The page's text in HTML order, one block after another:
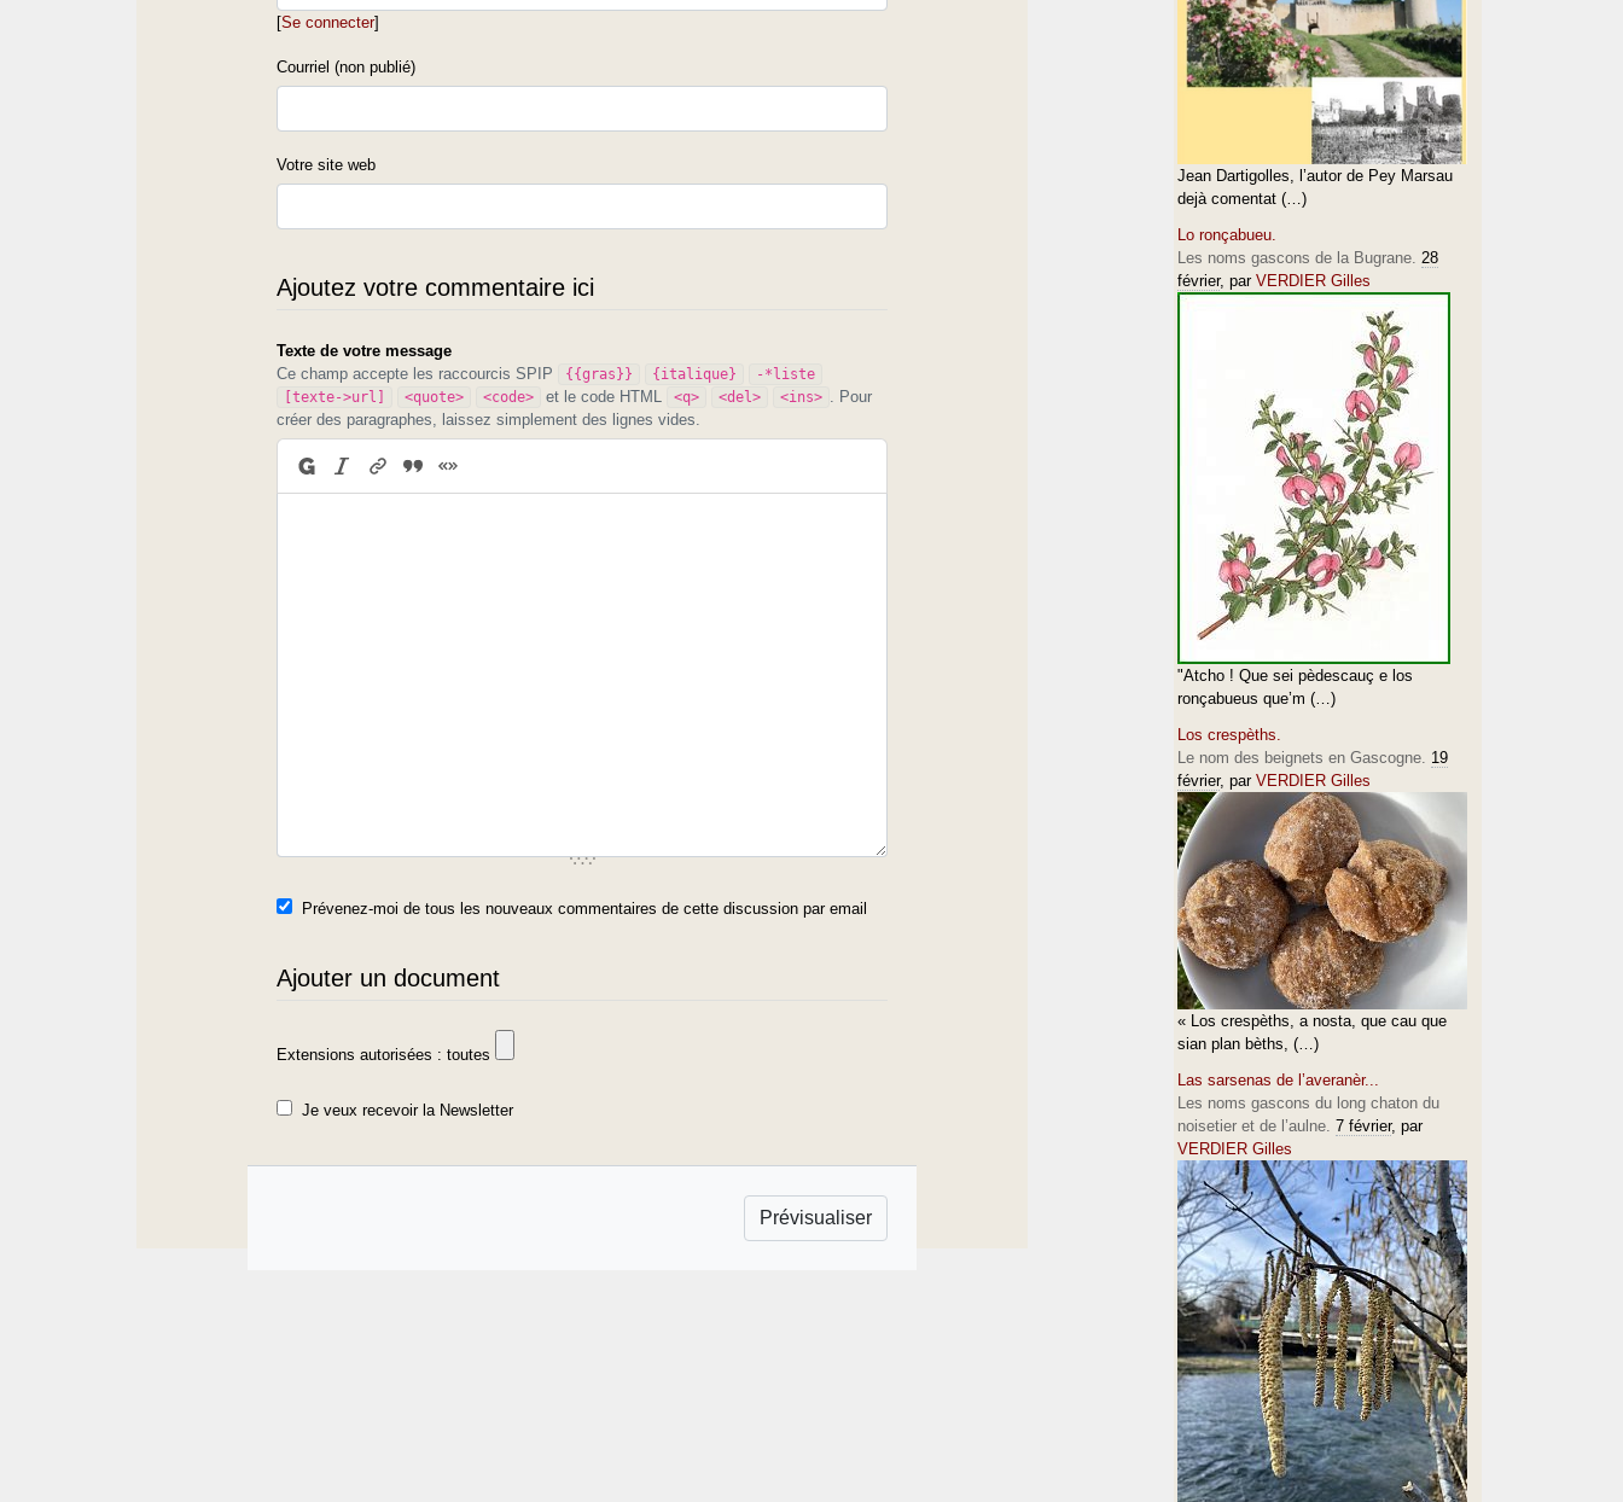
[Se connecter]
Courriel (non publié)
Votre site web
Ajoutez votre commentaire ici
Texte de votre message
Ce champ accepte les raccourcis SPIP
{{gras}} {italique}
-*liste
[texte->url]
<quote> <code> et le code HTML <q> <del> <ins>
. Pour
créer des paragraphes, laissez simplement des lignes vides.
Prévenez-moi de tous les nouveaux commentaires de cette discussion par email
Ajouter un document
Extensions autorisées : toutes
Je veux recevoir la Newsletter
Jean Dartigolles, l’autor de Pey Marsau
dejà comentat (…)
Lo ronçabueu.
Les noms gascons de la Bugrane. 28
février, par VERDIER Gilles
"Atcho ! Que sei pèdescauç e los
ronçabueus que’m (…)
Los crespèths.
Le nom des beignets en Gascogne. 19
février, par VERDIER Gilles
« Los crespèths, a nosta, que cau que
sian plan bèths, (…)
Las sarsenas de l’averanèr...
Les noms gascons du long chaton du
noisetier et de l’aulne. 7 février, par
VERDIER Gilles